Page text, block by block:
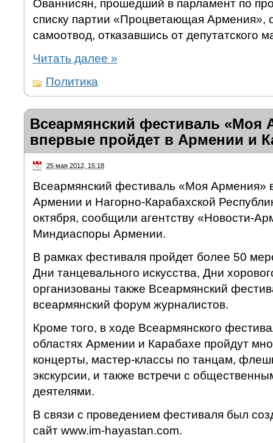
Ованнисян, прошедший в парламент по
списку партии «Процветающая Армения»,
самоотвод, отказавшись от депутатского
Читать далее »
Политика
Всеармянский фестиваль «Моя
впервые пройдет в Армении и
25 мая 2012, 15:18
Всеармянский фестиваль «Моя Армения»
Армении и Нагорно-Карабахской
октября, сообщили агентству «Новости-
Миндиаспоры Армении.
В рамках фестиваля пройдет более 50
Дни танцевального искусства, Дни
организованы также Всеармянский
всеармянский форум журналистов.
Кроме того, в ходе Всеармянского
областях Армении и Карабахе пройдут
концерты, мастер-классы по танцам,
экскурсии, и также встречи с
деятелями.
В связи с проведением фестиваля был
сайт www.im-hayastan.com.